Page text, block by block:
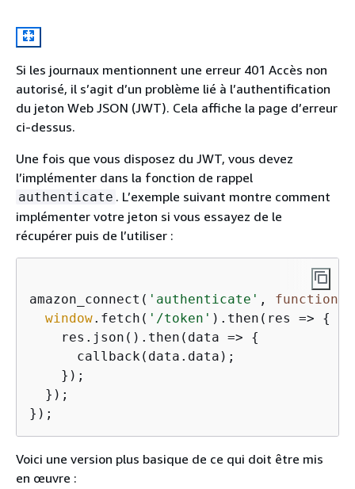
Si les journaux mentionnent une erreur 401 Accès non
autorisé, il s’agit d’un problème lié à l’authentification
du jeton Web JSON (JWT). Cela affiche la page d’erreur
ci-dessus.
Une fois que vous disposez du JWT, vous devez
l’implémenter dans la fonction de rappel
authenticate . L’exemple suivant montre comment
implémenter votre jeton si vous essayez de le
récupérer puis de l’utiliser :
amazon_connect( 'authenticate' , function
window.fetch( '/token' ).then( res =>
{
    res.json().then(
data =>
{
      callback(data.data);
    });
  });
});
Voici une version plus basique de ce qui doit être mis
en œuvre :